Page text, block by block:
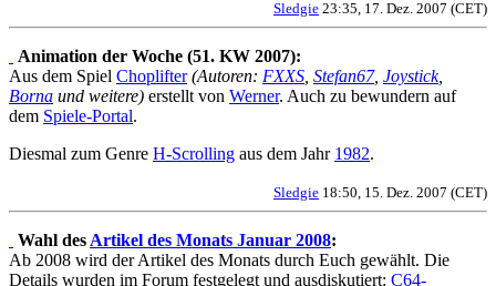
Sledgie 23:35, 17. Dez. 2007 (CET)
Animation der Woche (51. KW 2007):
Aus dem Spiel Choplifter (Autoren: FXXS Stefan67, Joystick,
Borna und weitere) erstellt von Werner. Auch zu bewundern auf
dem Spiele-Portal.
Diesmal zum Genre H-Scrolling aus dem Jahr 1982.
Sledgie 18:50, 15. Dez. 2007 (CET)
Wahl des Artikel des Monats Januar 2008:
Ab 2008 wird der Artikel des Monats durch Euch gewählt. Die
Details wurden im Forum festgelegt und ausdiskutiert: C64-